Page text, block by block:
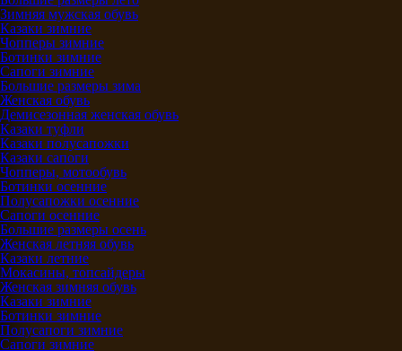
Зимняя мужская обувь
Казаки зимние
Чопперы зимние
Ботинки зимние
Сапоги зимние
Большие размеры зима
Женская обувь
Демисезонная женская обувь
Казаки туфли
Казаки полусапожки
Казаки сапоги
Чопперы, мотообувь
Ботинки осенние
Полусапожки осенние
Сапоги осенние
Большие размеры осень
Женская летняя обувь
Казаки летние
Мокасины, топсайдеры
Женская зимняя обувь
Казаки зимние
Ботинки зимние
Полусапоги зимние
Сапоги зимние